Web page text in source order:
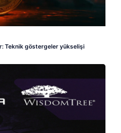
Teknik göstergeler yükselişi